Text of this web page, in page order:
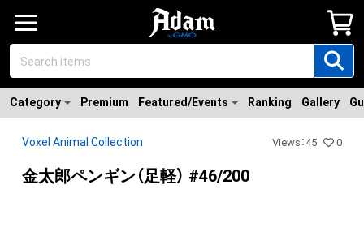
Category Premium Featured/Events Ranking Gallery
Voxel Animal Collection Views ：45 0
金太郎ペンギン（足軽） #46/200